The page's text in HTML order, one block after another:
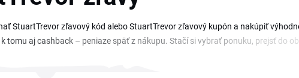
StuartTrevor zľavový kód alebo StuartTrevor zľavový kupón a nakúpiť
tomu aj cashback – peniaze späť z nákupu. Stačí si vybrať ponuku, prejsť do